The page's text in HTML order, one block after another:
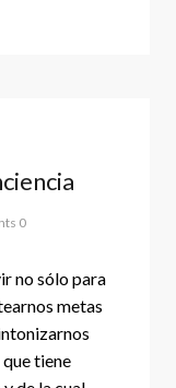
0
no sólo para
metas
tiene